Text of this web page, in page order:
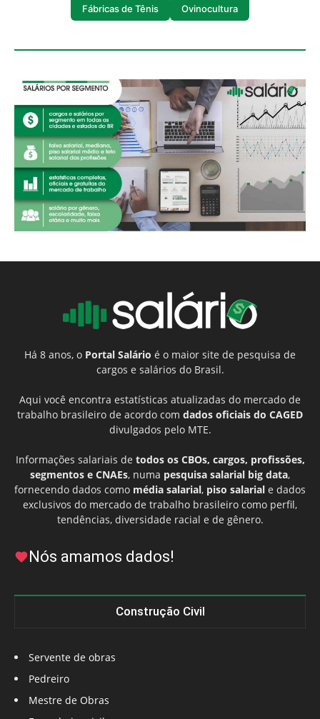
Fábricas de Tênis Ovinocultura
Há 8 anos, o Portal Salário é o maior site de pesquisa de
cargos e salários do Brasil.
Aqui você encontra estatísticas atualizadas do mercado de
trabalho brasileiro de acordo com dados oficiais do CAGED
divulgados pelo MTE.
Informações salariais de todos os CBOs, cargos, profissões,
segmentos e CNAEs, numa pesquisa salarial big data,
fornecendo dados como média salarial, piso salarial e dados
exclusivos do mercado de trabalho brasileiro como perfil,
tendências, diversidade racial e de gênero.
Nós amamos dados!
Construção Civil
Servente de obras
Pedreiro
Mestre de Obras